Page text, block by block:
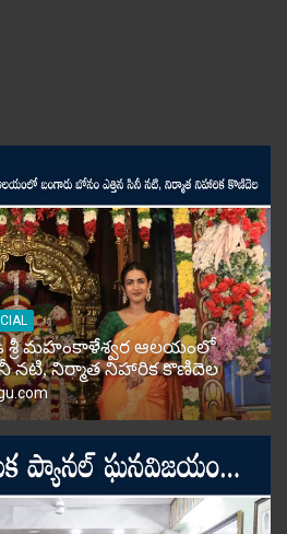
శ్రీ మహంకాళేశ్వర ఆలయంలో
నటి, నిర్మాత నిహారిక కొణిదెల